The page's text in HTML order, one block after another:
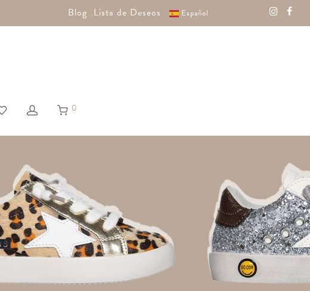
Blog Lista de Deseos Español
0